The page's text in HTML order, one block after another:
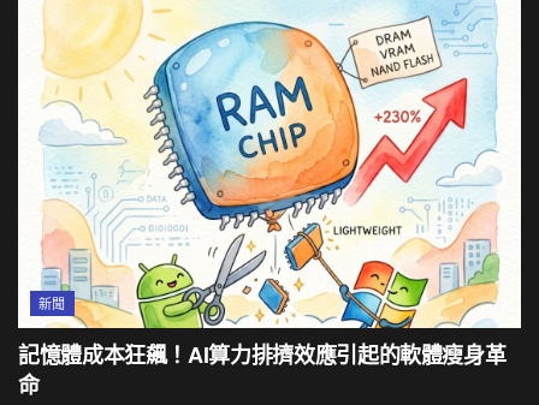
新聞
記憶體成本狂飆！AI算力排擠效應引起的軟體瘦身革
命